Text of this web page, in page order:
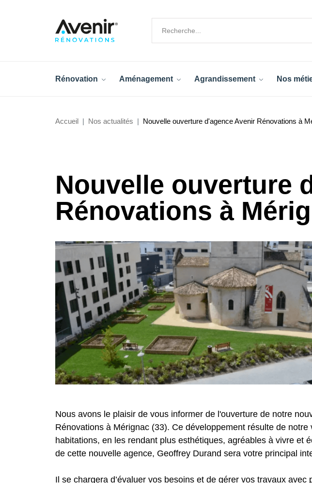
Rénovation Aménagement Agrandissement Nos
Accueil Nos actualités Nouvelle ouverture d'agence Avenir Rénovations à
Nouvelle ouverture
Rénovations à
Nous avons le plaisir de vous informer de l'ouverture de notre
Rénovations à Mérignac (33). Ce développement résulte de notre
habitations, en les rendant plus esthétiques, agréables à vivre et
de cette nouvelle agence, Geoffrey Durand sera votre principal
Il se chargera d’évaluer vos besoins et de gérer vos travaux avec